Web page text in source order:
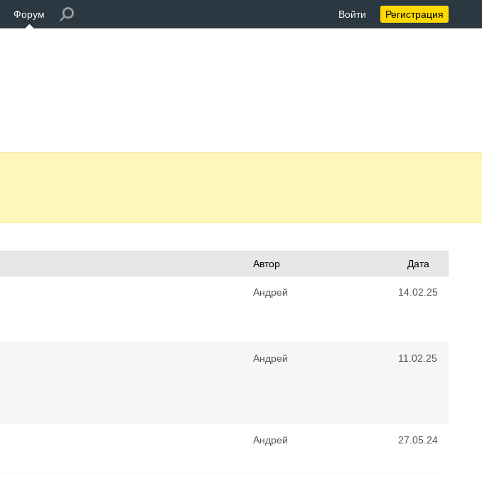
Форум Войти Регистрация
Автор Дата
Андрей 14.02.25
Андрей 11.02.25
Андрей 27.05.24